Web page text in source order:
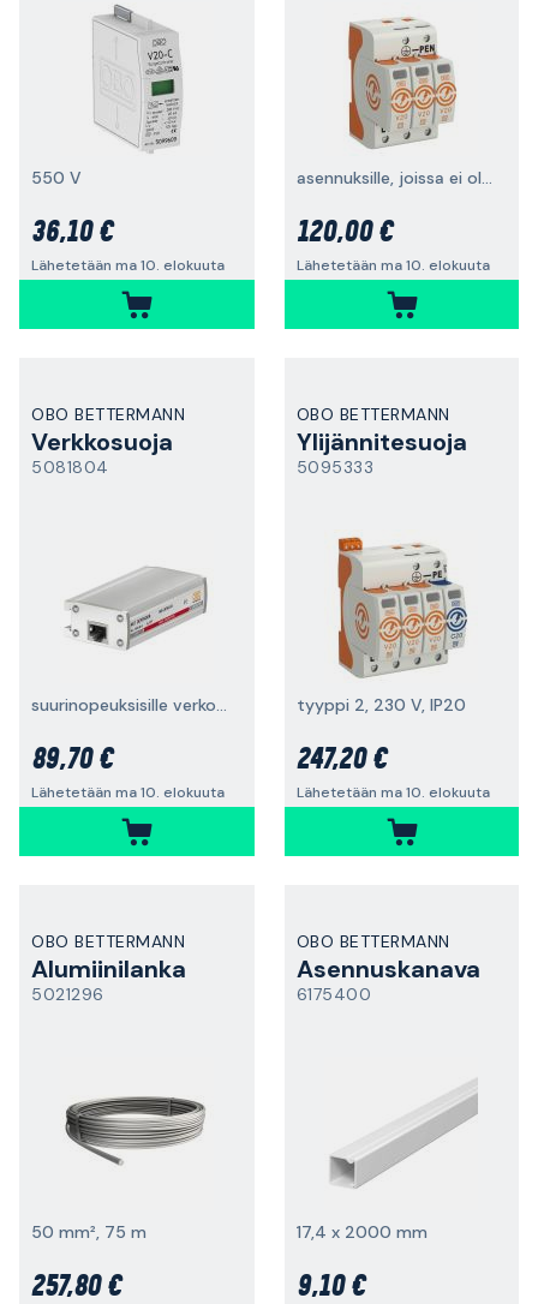
550 V
36,10 €
Lähetetään ma 10. elokuuta
asennuksille, joissa ei ole salamansuojaa
120,00 €
Lähetetään ma 10. elokuuta
OBO BETTERMANN
Verkkosuoja
5081804
suurinopeuksisille verkoille
89,70 €
Lähetetään ma 10. elokuuta
OBO BETTERMANN
Ylijännitesuoja
5095333
tyyppi 2, 230 V, IP20
247,20 €
Lähetetään ma 10. elokuuta
OBO BETTERMANN
Alumiinilanka
5021296
50 mm², 75 m
257,80 €
OBO BETTERMANN
Asennuskanava
6175400
17,4 x 2000 mm
9,10 €